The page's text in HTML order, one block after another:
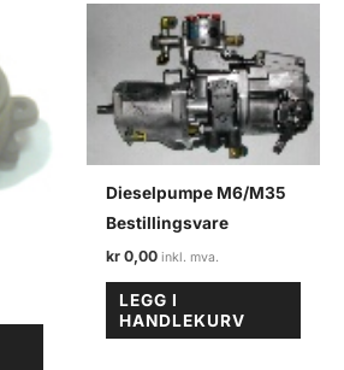
Dieselpumpe M6/M35
Bestillingsvare
kr 0,00
LEGG I
HANDLEKURV